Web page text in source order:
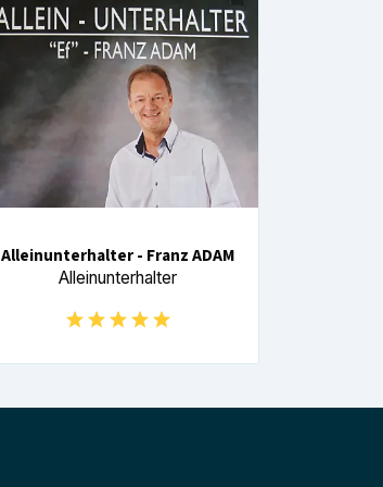
Alleinunterhalter - Franz ADAM
Alleinunterhalter